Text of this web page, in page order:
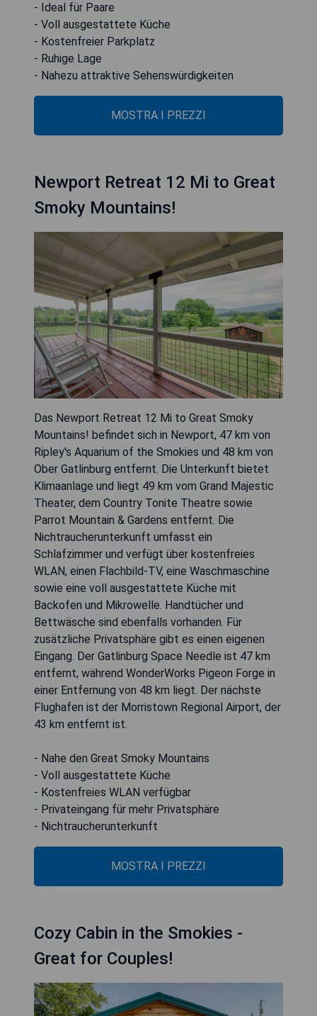
- Ideal für Paare
- Voll ausgestattete Küche
- Kostenfreier Parkplatz
- Ruhige Lage
- Nahezu attraktive Sehenswürdigkeiten
MOSTRA I PREZZI
Newport Retreat 12 Mi to Great
Smoky Mountains!
Das Newport Retreat 12 Mi to Great Smoky
Mountains! befindet sich in Newport, 47 km von
Ripley's Aquarium of the Smokies und 48 km von
Ober Gatlinburg entfernt. Die Unterkunft bietet
Klimaanlage und liegt 49 km vom Grand Majestic
Theater, dem Country Tonite Theatre sowie
Parrot Mountain & Gardens entfernt. Die
Nichtraucherunterkunft umfasst ein
Schlafzimmer und verfügt über kostenfreies
WLAN, einen Flachbild-TV, eine Waschmaschine
sowie eine voll ausgestattete Küche mit
Backofen und Mikrowelle. Handtücher und
Bettwäsche sind ebenfalls vorhanden. Für
zusätzliche Privatsphäre gibt es einen eigenen
Eingang. Der Gatlinburg Space Needle ist 47 km
entfernt, während WonderWorks Pigeon Forge in
einer Entfernung von 48 km liegt. Der nächste
Flughafen ist der Morristown Regional Airport, der
43 km entfernt ist.
- Nahe den Great Smoky Mountains
- Voll ausgestattete Küche
- Kostenfreies WLAN verfügbar
- Privateingang für mehr Privatsphäre
- Nichtraucherunterkunft
MOSTRA I PREZZI
Cozy Cabin in the Smokies -
Great for Couples!